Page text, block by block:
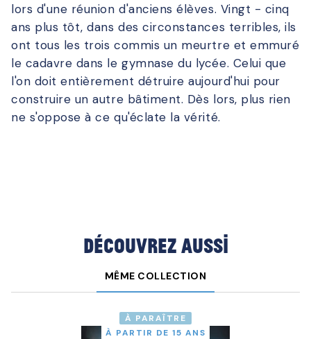
lors d'une réunion d'anciens élèves. Vingt - cinq
ans plus tôt, dans des circonstances terribles, ils
ont tous les trois commis un meurtre et emmuré
le cadavre dans le gymnase du lycée. Celui que
l'on doit entièrement détruire aujourd'hui pour
construire un autre bâtiment. Dès lors, plus rien
ne s'oppose à ce qu'éclate la vérité.
Découvrez aussi
MÊME COLLECTION
À PARAÎTRE
À PARTIR DE 15 ANS